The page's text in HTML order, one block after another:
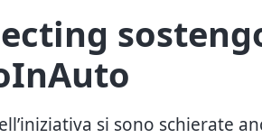
si sono schierate